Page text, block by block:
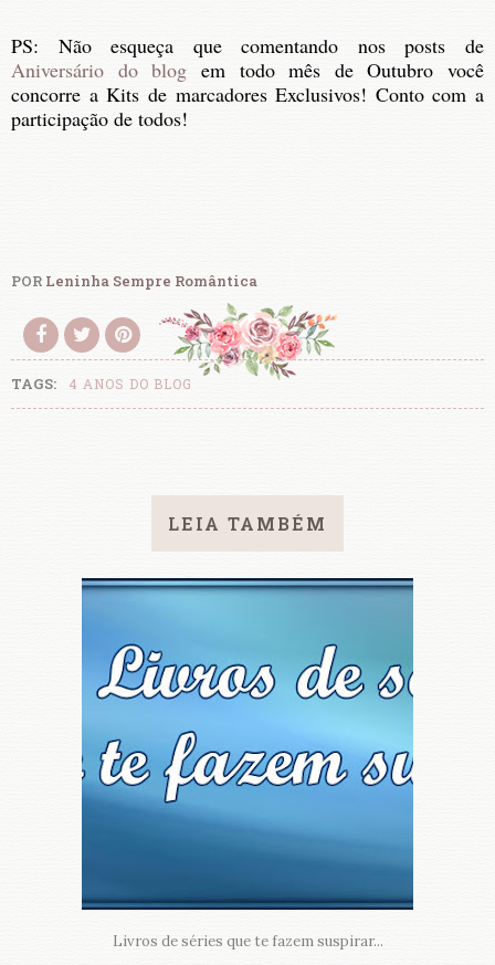
PS: Não esqueça que comentando nos posts de
Aniversário do blog em todo mês de Outubro você
concorre a Kits de marcadores Exclusivos! Conto com a
participação de todos!
POR Leninha Sempre Romântica
TAGS: 4 ANOS DO BLOG
LEIA TAMBÉM
Livros de séries que te fazem suspirar...